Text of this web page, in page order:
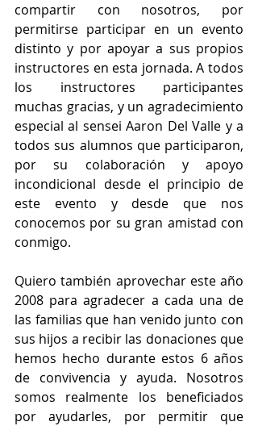
compartir con nosotros, por
permitirse participar en un evento
distinto y por apoyar a sus propios
instructores en esta jornada. A todos
los instructores participantes
muchas gracias, y un agradecimiento
especial al sensei Aaron Del Valle y a
todos sus alumnos que participaron,
por su colaboración y apoyo
incondicional desde el principio de
este evento y desde que nos
conocemos por su gran amistad con
conmigo.
Quiero también aprovechar este año
2008 para agradecer a cada una de
las familias que han venido junto con
sus hijos a recibir las donaciones que
hemos hecho durante estos 6 años
de convivencia y ayuda. Nosotros
somos realmente los beneficiados
por ayudarles, por permitir que